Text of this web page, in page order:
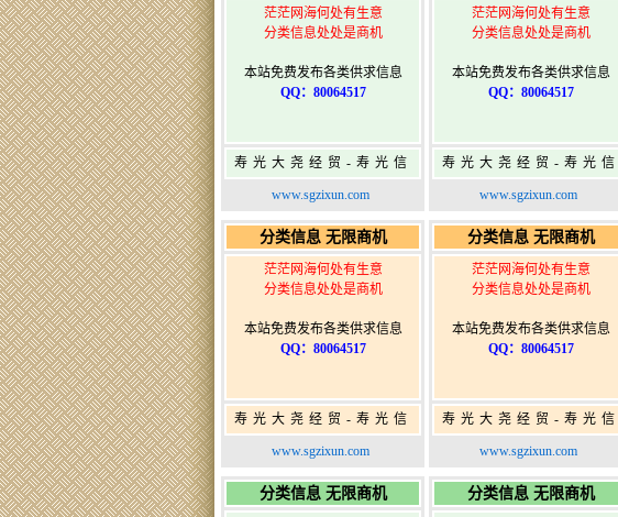
茫茫网海何处有生意
分类信息处处是商机
本站免费发布各类供求信息
QQ：80064517
寿光大尧经贸-寿光信
息网-免费信息发布网-
www.sgzixun.com
茫茫网海何处有生意
分类信息处处是商机
本站免费发布各类供求信息
QQ：80064517
寿光大尧经贸-寿光信
息网-免费信息发布网-
www.sgzixun.com
分类信息 无限商机
茫茫网海何处有生意
分类信息处处是商机
本站免费发布各类供求信息
QQ：80064517
寿光大尧经贸-寿光信
息网-免费信息发布网-
www.sgzixun.com
分类信息 无限商机
茫茫网海何处有生意
分类信息处处是商机
本站免费发布各类供求信息
QQ：80064517
寿光大尧经贸-寿光信
息网-免费信息发布网-
www.sgzixun.com
分类信息 无限商机 分类信息 无限商机